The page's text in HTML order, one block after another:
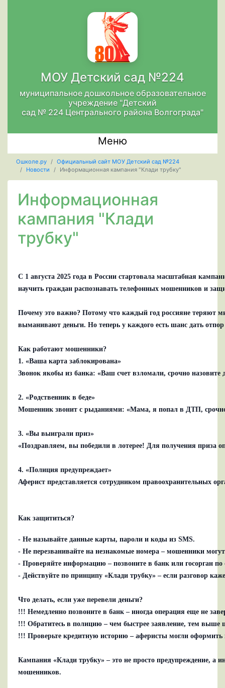
МОУ Детский сад №224
муниципальное дошкольное образовательное
учреждение "Детский
сад № 224 Центрального района Волгограда"
Меню
Ошколе.ру
Официальный сайт МОУ Детский сад №224
Новости
Информационная кампания "Клади трубку"
Информационная
кампания "Клади
трубку"
С 1 августа 2025 года в России стартовала масштабная
научить граждан распознавать телефонных мошенников и
Почему это важно? Потому что каждый год россияне теряют
выманивают деньги. Но теперь у каждого есть шанс дать
Как работают мошенники?
1. «Ваша карта заблокирована»
Звонок якобы из банка: «Ваш счет взломали, срочно
2. «Родственник в беде»
Мошенник звонит с рыданиями: «Мама, я попал в ДТП, срочно
3. «Вы выиграли приз»
«Поздравляем, вы победили в лотерее! Для получения приза
4. «Полиция предупреждает»
Аферист представляется сотрудником правоохранительных
Как защититься?
- Не называйте данные карты, пароли и коды из SMS.
- Не перезванивайте на незнакомые номера – мошенники могут
- Проверяйте информацию – позвоните в банк или госорган
- Действуйте по принципу «Клади трубку» – если разговор
Что делать, если уже перевели деньги?
!!! Немедленно позвоните в банк – иногда операция еще не
!!! Обратитесь в полицию – чем быстрее заявление, тем
!!! Проверьте кредитную историю – аферисты могли
Кампания «Клади трубку» – это не просто предупреждение,
мошенников.